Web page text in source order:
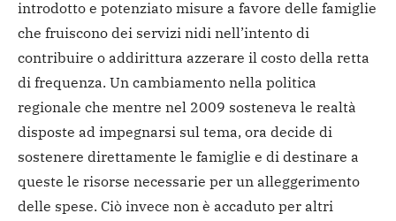
introdotto e potenziato misure a favore delle famiglie
che fruiscono dei servizi nidi nell’intento di
contribuire o addirittura azzerare il costo della retta
di frequenza. Un cambiamento nella politica
regionale che mentre nel 2009 sosteneva le realtà
disposte ad impegnarsi sul tema, ora decide di
sostenere direttamente le famiglie e di destinare a
queste le risorse necessarie per un alleggerimento
delle spese. Ciò invece non è accaduto per altri